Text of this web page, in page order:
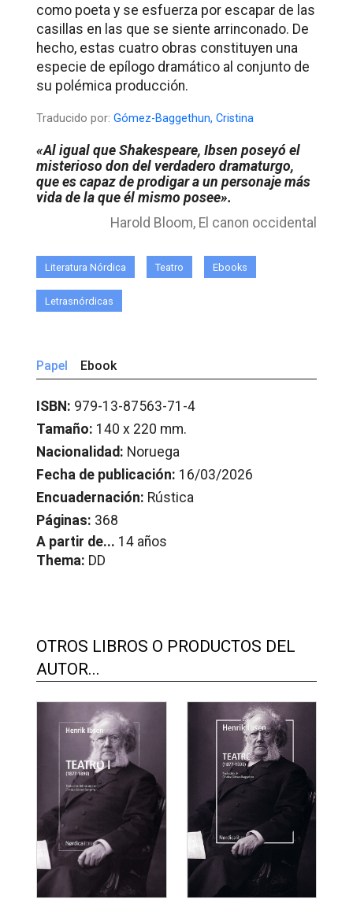
como poeta y se esfuerza por escapar de las
casillas en las que se siente arrinconado. De
hecho, estas cuatro obras constituyen una
especie de epílogo dramático al conjunto de
su polémica producción.
Traducido por: Gómez-Baggethun, Cristina
«Al igual que Shakespeare, Ibsen poseyó el
misterioso don del verdadero dramaturgo,
que es capaz de prodigar a un personaje más
vida de la que él mismo posee».
Harold Bloom, El canon occidental
Literatura Nórdica Teatro Ebooks
Letrasnórdicas
Papel Ebook
ISBN: 979-13-87563-71-4
Tamaño: 140 x 220 mm.
Nacionalidad: Noruega
Fecha de publicación: 16/03/2026
Encuadernación: Rústica
Páginas: 368
A partir de... 14 años
Thema: DD
OTROS LIBROS O PRODUCTOS DEL
AUTOR...